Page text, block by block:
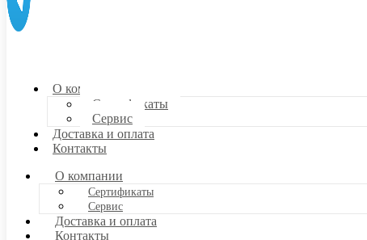
О компании
Сертификаты
Сервис
Доставка и оплата
Контакты
О компании
Сертификаты
Сервис
Доставка и оплата
Контакты